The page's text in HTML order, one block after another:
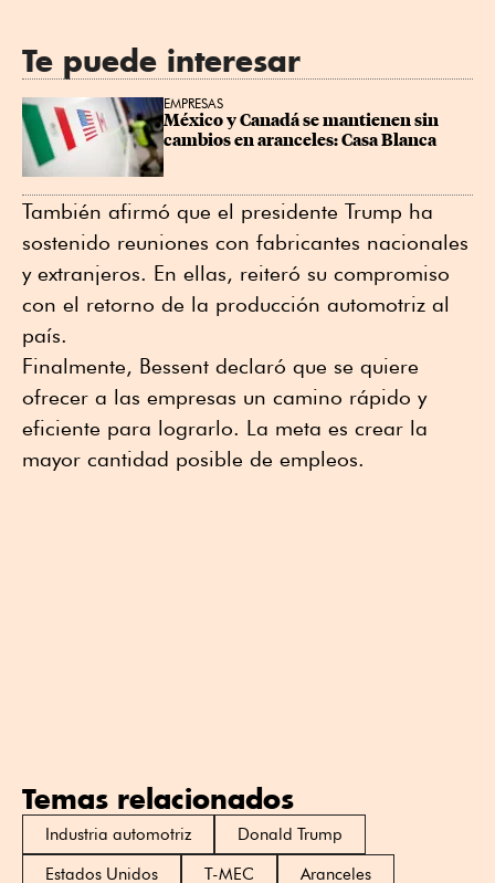
Te puede interesar
EMPRESAS
México y Canadá se mantienen sin
cambios en aranceles: Casa Blanca
También afirmó que el presidente Trump ha
sostenido reuniones con fabricantes nacionales
y extranjeros. En ellas, reiteró su compromiso
con el retorno de la producción automotriz al
país.
Finalmente, Bessent declaró que se quiere
ofrecer a las empresas un camino rápido y
eficiente para lograrlo. La meta es crear la
mayor cantidad posible de empleos.
Temas relacionados
Industria automotriz
Donald Trump
Estados Unidos
T-MEC Aranceles